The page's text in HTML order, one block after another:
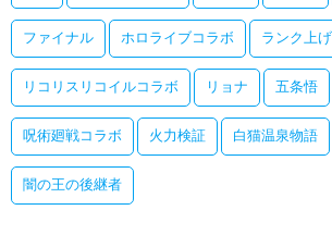
ファイナル ホロライブコラボ ランク上げ
リコリスリコイルコラボ リョナ 五条悟
呪術廻戦コラボ 火力検証 白猫温泉物語
闇の王の後継者